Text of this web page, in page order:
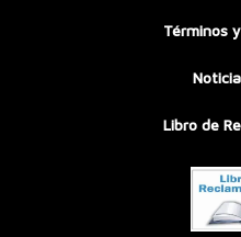
Términos
Libro de